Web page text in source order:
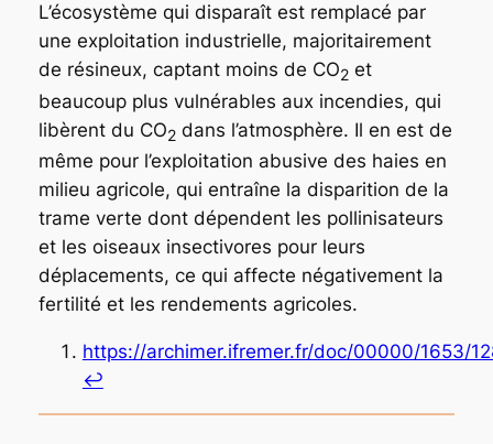
L’écosystème qui disparaît est remplacé par
une exploitation industrielle, majoritairement
de résineux, captant moins de CO2et
beaucoup plus vulnérables aux incendies, qui
libèrent du CO2dans l’atmosphère. Il en est de
même pour l’exploitation abusive des haies en
milieu agricole, qui entraîne la disparition de la
trame verte dont dépendent les pollinisateurs
et les oiseaux insectivores pour leurs
déplacements, ce qui affecte négativement la
fertilité et les rendements agricoles.
https://archimer.ifremer.fr/doc/00000/1653/
↩︎